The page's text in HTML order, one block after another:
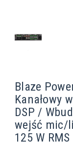
Blaze
Kanałowy
DSP /
wejść mic/
125 W